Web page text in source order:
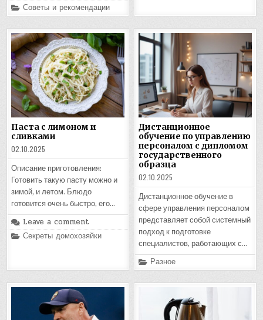
Posted
in
Советы и рекомендации
Паста с лимоном и
сливками
02.10.2025
Описание приготовления:
Готовить такую пасту можно и
зимой, и летом. Блюдо
готовится очень быстро, его…
Leave a comment
Posted
Секреты домохозяйки
Дистанционное
обучение по управлению
персоналом с дипломом
государственного
образца
02.10.2025
Дистанционное обучение в
сфере управления персоналом
представляет собой системный
подход к подготовке
специалистов, работающих с…
Posted
in
Разное